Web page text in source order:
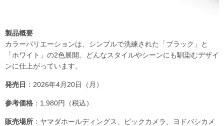
製品概要
カラーバリエーションは、シンプルで洗練された「ブラック」と
「ホワイト」の2色展開。どんなスタイルやシーンにも馴染むデザイ
ンに仕上がっています。
発売日 ：2026年4月20日（月）
参考価格 ：1,980円（税込）
販売場所 ：ヤマダホールディングス、ビックカメラ、ヨドバシカメ